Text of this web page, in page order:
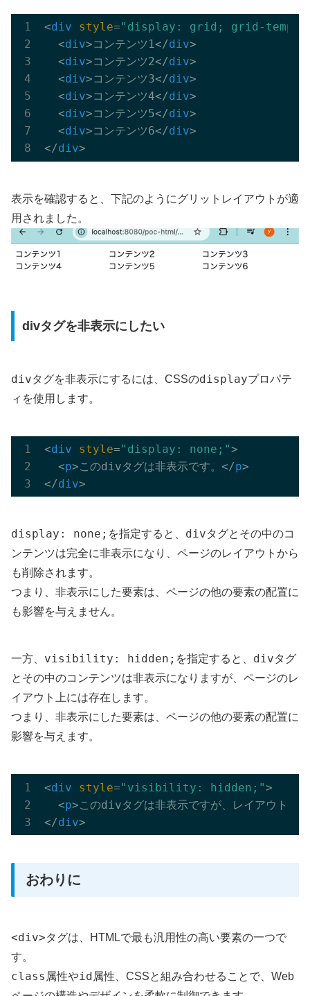
<div style="display: grid; grid-
<div>コンテンツ1</div>
<div>コンテンツ2</div>
<div>コンテンツ3</div>
<div>コンテンツ4</div>
<div>コンテンツ5</div>
<div>コンテンツ6</div>
</div>
表示を確認すると、下記のようにグリットレイアウトが適
用されました。
divタグを非表示にしたい
divタグを非表示にするには、CSSのdisplayプロパテ
ィを使用します。
<div style="display: none;">
<p>このdivタグは非表示です。 </p>
</div>
display: none; を指定すると、 divタグとその中のコ
ンテンツは完全に非表示になり、ページのレイアウトから
も削除されます。
つまり、非表示にした要素は、ページの他の要素の配置に
も影響を与えません。
一方、 visibility: hidden; を指定すると、 divタグ
とその中のコンテンツは非表示になりますが、ページのレ
イアウト上には存在します。
つまり、非表示にした要素は、ページの他の要素の配置に
影響を与えます。
<div style="visibility: hidden;">
<p>このdivタグは非表示ですが、レイアウトに
</div>
おわりに
<div>タグは、HTMLで最も汎用性の高い要素の一つで
す。
class 属性やid属性、CSSと組み合わせることで、Web